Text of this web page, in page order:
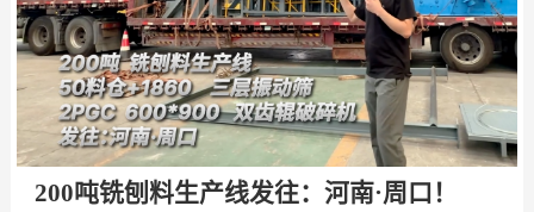
200吨铣刨料生产线发往：河南·周口！